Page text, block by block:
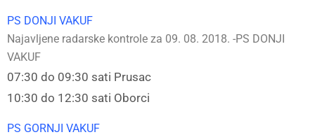
PS DONJI VAKUF
Najavljene radarske kontrole za 09. 08. 2018. -PS DONJI
VAKUF
07:30 do 09:30 sati Prusac
10:30 do 12:30 sati Oborci
PS GORNJI VAKUF